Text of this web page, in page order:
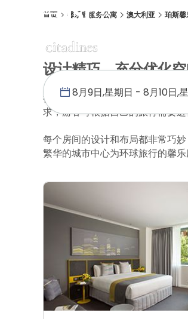
首页 馨乐庭服务公寓 澳大利亚 珀斯
设计精巧、充分优化
得益于得天独厚的城中地段，配
求，游客可根据自己的旅行需要
每个房间的设计和布局都非常巧
繁华的城市中心为环球旅行的馨